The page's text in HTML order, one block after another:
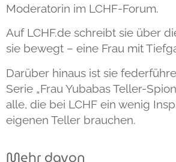
Moderatorin im LCHF-Forum.
Auf LCHF.de schreibt sie über
sie bewegt – eine Frau mit
Darüber hinaus ist sie
Serie „Frau Yubabas Teller-
alle, die bei LCHF ein wenig
eigenen Teller brauchen.
Mehr davon